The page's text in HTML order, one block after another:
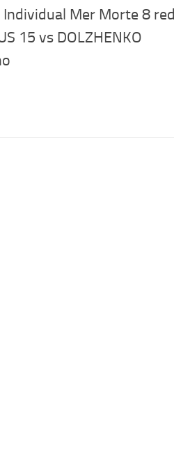
Mer Morte 8 red
15 vs DOLZHENKO